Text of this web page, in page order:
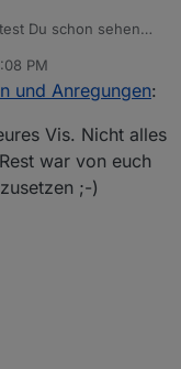
Du schon sehen
PM
und Anregungen:
Vis. Nicht alles
war von euch
;-)